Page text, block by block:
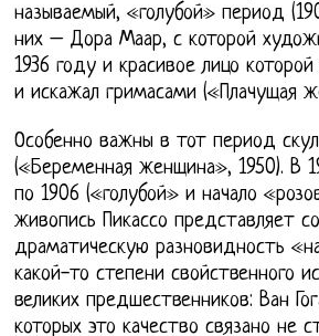
называемый, «голубой» период
них – Дора Маар, с которой
1936 году и красивое лицо
и искажал гримасами («Плачущая
Особенно важны в тот период
(«Беременная женщина», 1950). В
по 1906 («голубой» и начало
живопись Пикассо представляет
драматическую разновидность
какой-то степени свойственного
великих предшественников: Ван
которых это качество связано не